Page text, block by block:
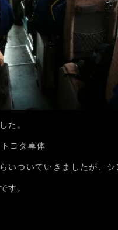
た。
ヨタ車体
いついていきましたが、
す。